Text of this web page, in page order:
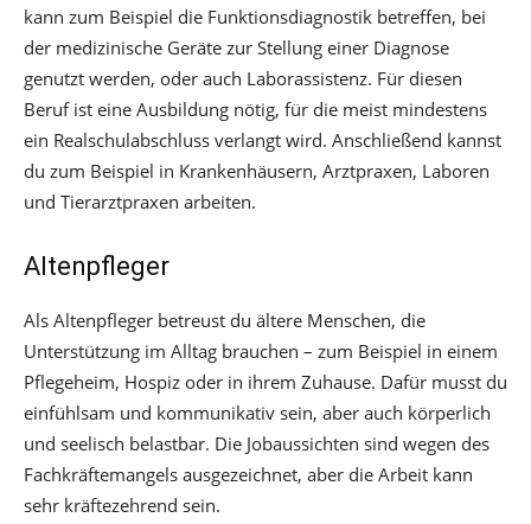
kann zum Beispiel die Funktionsdiagnostik betreffen, bei
der medizinische Geräte zur Stellung einer Diagnose
genutzt werden, oder auch Laborassistenz. Für diesen
Beruf ist eine Ausbildung nötig, für die meist mindestens
ein Realschulabschluss verlangt wird. Anschließend kannst
du zum Beispiel in Krankenhäusern, Arztpraxen, Laboren
und Tierarztpraxen arbeiten.
Altenpfleger
Als Altenpfleger betreust du ältere Menschen, die
Unterstützung im Alltag brauchen – zum Beispiel in einem
Pflegeheim, Hospiz oder in ihrem Zuhause. Dafür musst du
einfühlsam und kommunikativ sein, aber auch körperlich
und seelisch belastbar. Die Jobaussichten sind wegen des
Fachkräftemangels ausgezeichnet, aber die Arbeit kann
sehr kräftezehrend sein.